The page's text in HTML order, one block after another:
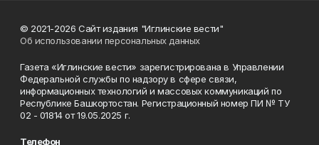
© 2021-2026 Сайт издания "Иглинские вести"
Об использовании персональных данных
Газета «Иглинские вести» зарегистрирована в Управлении
Федеральной службы по надзору в сфере связи,
информационных технологий и массовых коммуникаций по
Республике Башкортостан. Регистрационный номер ПИ № ТУ
02 - 01814 от 19.05.2025 г.
Телефон